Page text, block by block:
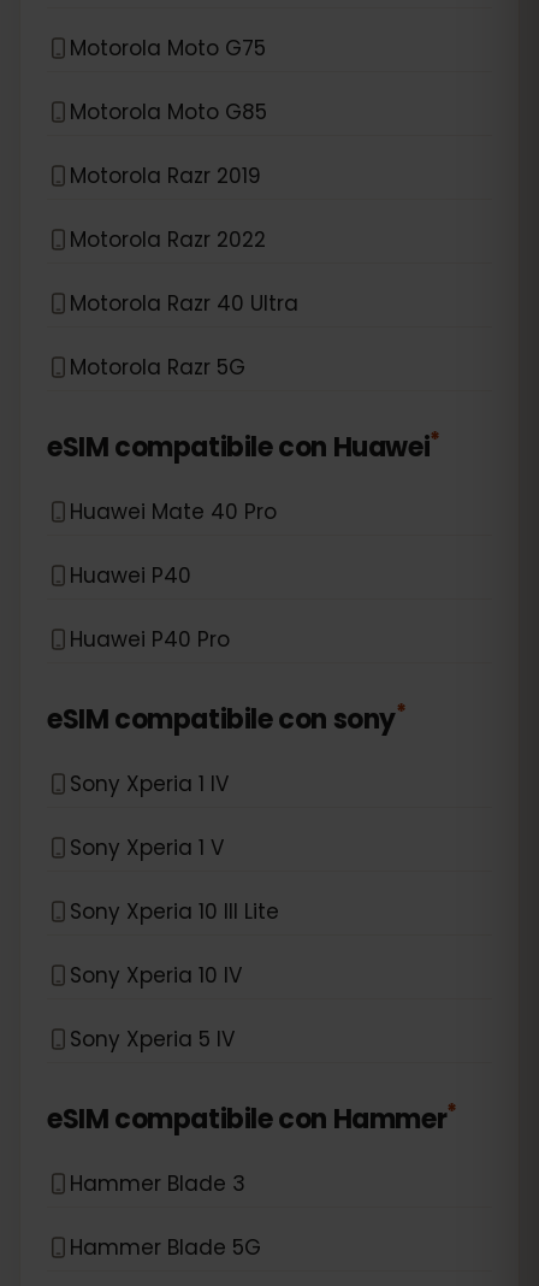
Motorola Moto G75
Motorola Moto G85
Motorola Razr 2019
Motorola Razr 2022
Motorola Razr 40 Ultra
Motorola Razr 5G
eSIM compatibile con Huawei*
Huawei Mate 40 Pro
Huawei P40
Huawei P40 Pro
eSIM compatibile con sony*
Sony Xperia 1 IV
Sony Xperia 1 V
Sony Xperia 10 III Lite
Sony Xperia 10 IV
Sony Xperia 5 IV
eSIM compatibile con Hammer*
Hammer Blade 3
Hammer Blade 5G